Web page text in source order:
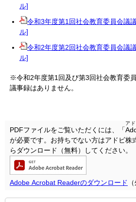
ル]
令和3年度第1回社会教育委員会議
ル]
令和2年度第2回社会教育委員会議
ル]
※令和2年度第1回及び第3回社会教育委
議事録はありません。
PDFファイルをご覧いただくには、「
ア
が必要です。お持ちでない方はアドビ株
らダウンロード（無料）してください。
Adobe Acrobat Readerのダウンロード